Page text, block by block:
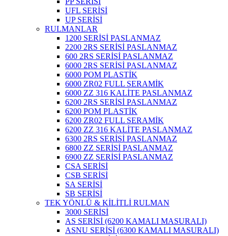
UFL SERİSİ
UP SERİSİ
RULMANLAR
1200 SERİSİ PASLANMAZ
2200 2RS SERİSİ PASLANMAZ
600 2RS SERİSİ PASLANMAZ
6000 2RS SERİSİ PASLANMAZ
6000 POM PLASTİK
6000 ZR02 FULL SERAMİK
6000 ZZ 316 KALİTE PASLANMAZ
6200 2RS SERİSİ PASLANMAZ
6200 POM PLASTİK
6200 ZR02 FULL SERAMİK
6200 ZZ 316 KALİTE PASLANMAZ
6300 2RS SERİSİ PASLANMAZ
6800 ZZ SERİSİ PASLANMAZ
6900 ZZ SERİSİ PASLANMAZ
CSA SERİSİ
CSB SERİSİ
SA SERİSİ
SB SERİSİ
TEK YÖNLÜ & KİLİTLİ RULMAN
3000 SERİSİ
AS SERİSİ (6200 KAMALI MASURALI)
ASNU SERİSİ (6300 KAMALI MASURALI)